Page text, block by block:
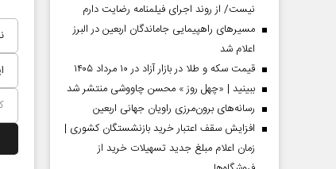
نیست/ از روند اجرای فیلمنامه رضایت دارم
مسیر‌های راهپیمایی جاماندگان اربعین در البرز
اعلام شد
قیمت سکه و طلا در بازار آزاد در ۱۰ مرداد ۱۴۰۵
ببینید | «چهل روز » محسن چاووشی منتشر شد
رسانه‌های برون‌مرزی راویان جهانی اربعین
افزایش سقف اعتبار خرید بازنشستگان کشوری |
زمان اعلام مبلغ جدید تسهیلات خرید از
صفحات نخست روزنامه ها‌ی‌سه‌شنبه ۶ مردادماه